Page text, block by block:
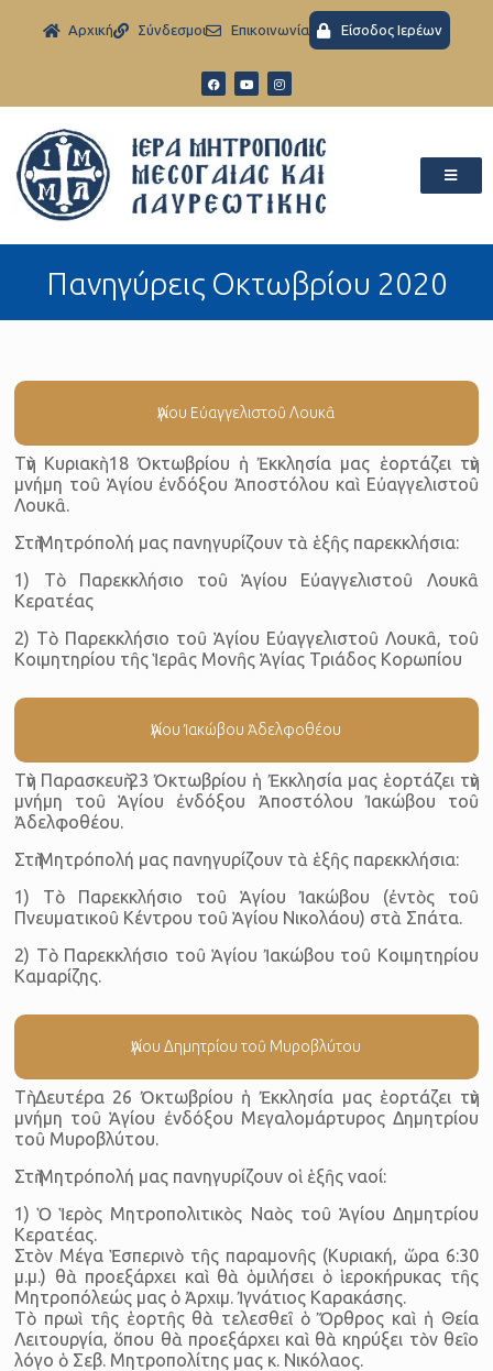
Aρχική Σύνδεσμοι Eπικοινωνία Είσοδος Ιερέων
Πανηγύρεις Οκτωβρίου 2020
Ἁγίου Eὐαγγελιστοῦ Λουκᾶ
Τὴν Κυριακὴ 18 Ὀκτωβρίου ἡ Ἐκκλησία μας ἑορτάζει τὴν
μνήμη τοῦ Ἁγίου ἐνδόξου Ἀποστόλου καὶ Εὐαγγελιστοῦ
Λουκᾶ.
Στὴ Μητρόπολή μας πανηγυρίζουν τὰ ἑξῆς παρεκκλήσια:
1) Τὸ Παρεκκλήσιο τοῦ Ἁγίου Εὐαγγελιστοῦ Λουκᾶ
Κερατέας
2) Τὸ Παρεκκλήσιο τοῦ Ἁγίου Εὐαγγελιστοῦ Λουκᾶ, τοῦ
Κοιμητηρίου τῆς Ἱερᾶς Μονῆς Ἁγίας Τριάδος Κορωπίου
Ἁγίου Ἰακώβου Ἀδελφοθέου
Τὴν Παρασκευὴ 23 Ὀκτωβρίου ἡ Ἐκκλησία μας ἑορτάζει τὴν
μνήμη τοῦ Ἁγίου ἐνδόξου Ἀποστόλου Ἰακώβου τοῦ
Ἀδελφοθέου.
Στὴ Μητρόπολή μας πανηγυρίζουν τὰ ἑξῆς παρεκκλήσια:
1) Τὸ Παρεκκλήσιο τοῦ Ἁγίου Ἰακώβου (ἐντὸς τοῦ
Πνευματικοῦ Κέντρου τοῦ Ἁγίου Νικολάου) στὰ Σπάτα.
2) Τὸ Παρεκκλήσιο τοῦ Ἁγίου Ἰακώβου τοῦ Κοιμητηρίου
Καμαρίζης.
Ἁγίου Δημητρίου τοῦ Μυροβλύτου
Τὴ Δευτέρα 26 Ὀκτωβρίου ἡ Ἐκκλησία μας ἑορτάζει τὴν
μνήμη τοῦ Ἁγίου ἐνδόξου Μεγαλομάρτυρος Δημητρίου
τοῦ Μυροβλύτου.
Στὴ Μητρόπολή μας πανηγυρίζουν οἱ ἑξῆς ναοί:
1) Ὁ Ἱερὸς Μητροπολιτικὸς Ναὸς τοῦ Ἁγίου Δημητρίου
Κερατέας.
Στὸν Μέγα Ἑσπερινὸ τῆς παραμονῆς (Κυριακή, ὥρα 6:30
μ.μ.) θὰ προεξάρχει καὶ θὰ ὁμιλήσει ὁ ἱεροκήρυκας τῆς
Μητρο­πόλεώς μας ὁ Ἀρχιμ. Ἰγνάτιος Καρακάσης.
Τὸ πρωὶ τῆς ἑορτῆς θὰ τελεσθεῖ ὁ Ὄρθρος καὶ ἡ Θεία
Λειτουργία, ὅπου θὰ προεξάρχει καὶ θὰ κηρύξει τὸν θεῖο
λόγο ὁ Σεβ. Μητροπολίτης μας κ. Νικόλαος.